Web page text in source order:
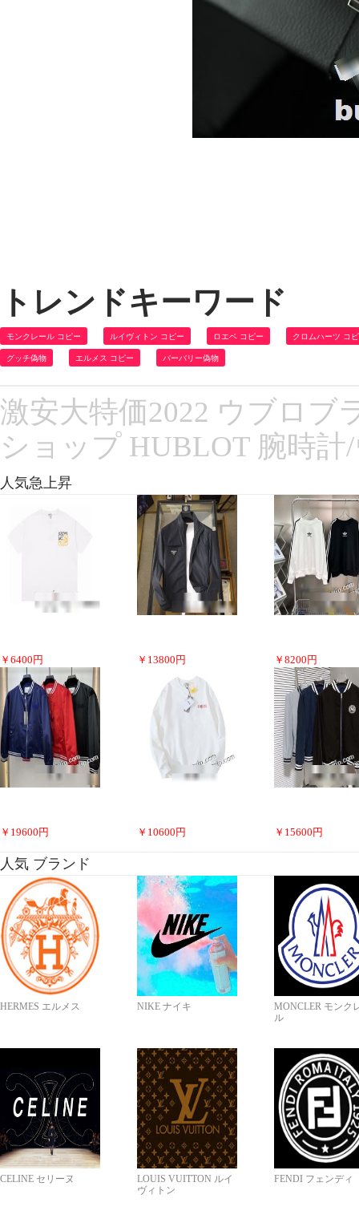
トレンドキーワード
モンクレール コピー ルイヴィトン コピー ロエベ コピー クロムハーツ コ
グッチ偽物 エルメス コピー バーバリー偽物
激安大特価2022 ウブロブ
ショップ HUBLOT 腕時計
人気急上昇
￥ 6400 円 ￥ 13800 円 ￥ 8200 円
￥ 19600 円 ￥ 10600 円 ￥ 15600 円
人気 ブランド
HERMES エルメス NIKE ナイキ
MONCLER モンク
ル
CELINE セリーヌ
LOUIS VUITTON ルイ
ヴィトン
FENDI フェンディ